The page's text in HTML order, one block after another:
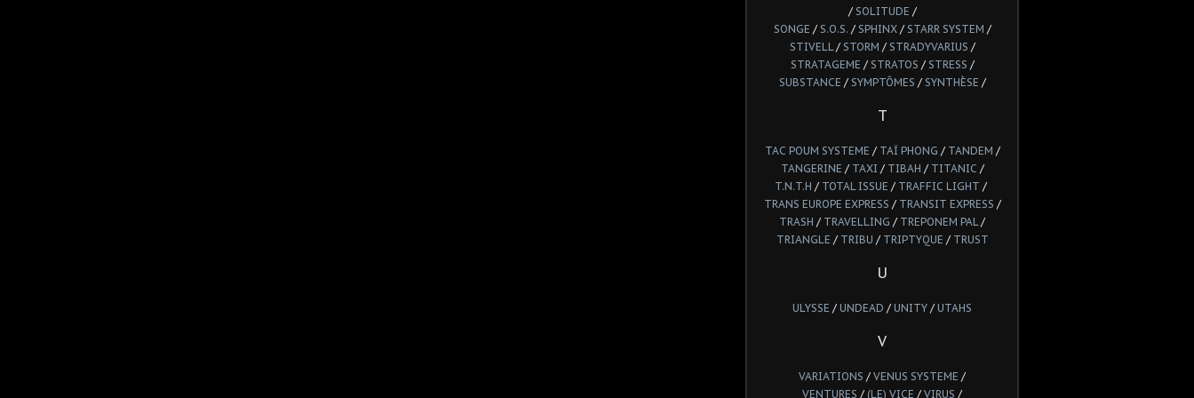
/ SOLITUDE /
SONGE / S.O.S. / SPHINX/ STARR SYSTEM /
STIVELL/ STORM / STRADYVARIUS /
STRATAGEME / STRATOS / STRESS /
SUBSTANCE / SYMPTÔMES / SYNTHÈSE /
T
TAC POUM SYSTEME / TAÏ PHONG / TANDEM /
TANGERINE / TAXI / TIBAH / TITANIC /
T.N.T.H / TOTAL ISSUE / TRAFFIC LIGHT /
TRANS EUROPE EXPRESS / TRANSIT EXPRESS /
TRASH / TRAVELLING / TREPONEM PAL/
TRIANGLE / TRIBU / TRIPTYQUE / TRUST
U
ULYSSE / UNDEAD / UNITY / UTAHS
V
VARIATIONS / VENUS SYSTEME /
VENTURES / (LE) VICE / VIRUS /